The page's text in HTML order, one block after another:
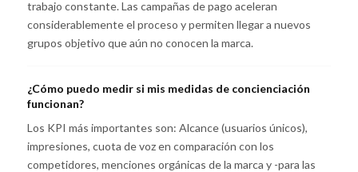
trabajo constante. Las campañas de pago aceleran
considerablemente el proceso y permiten llegar a nuevos
grupos objetivo que aún no conocen la marca.
¿Cómo puedo medir si mis medidas de concienciación
funcionan?
Los KPI más importantes son: Alcance (usuarios únicos),
impresiones, cuota de voz en comparación con los
competidores, menciones orgánicas de la marca y -para las